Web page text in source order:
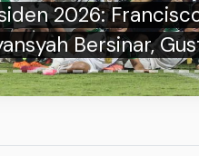
2026:
Bersinar,